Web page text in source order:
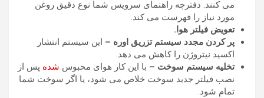
می کنند. دفترچه راهنمای سرویس شما نوع دقیق روغن
مورد نیاز را فهرست می کند.
تعویض فیلتر هوا.
پر کردن مجدد سیستم تزریق اوره – این سیستم انتشار
اکسید نیتروژن را کاهش می دهد.
تخلیه سیستم سوخت – با این کار هوای محبوس شده پس از
نصب فیلتر جدید سوخت خلاص می شود، یا اگر سوخت شما
تمام شود.